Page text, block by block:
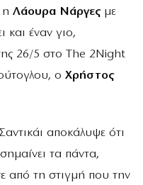
η Λάουρα Νάργεςμε
και έναν γιο,
26/5 στο The 2Night
ο Χρήστος
αποκάλυψε ότι
τα πάντα,
από τη στιγμή που την